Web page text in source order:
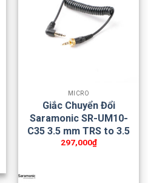
MICRO
Giắc Chuyển Đổi
Saramonic SR-UM10-
C35 3.5 mm TRS to 3.5
297,000₫